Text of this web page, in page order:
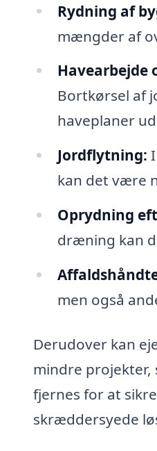
Rydning af
mængder af
Havearbejde
Bortkørsel af
haveplaner
Jordflytning:
kan det være
Oprydning
dræning kan
men også
Derudover kan
mindre
fjernes for at
skræddersyede